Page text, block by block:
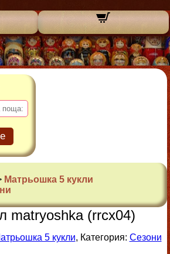
Матрьошка 5 кукли
matryoshka (rrcx04)
5 кукли, Категория: Сезони